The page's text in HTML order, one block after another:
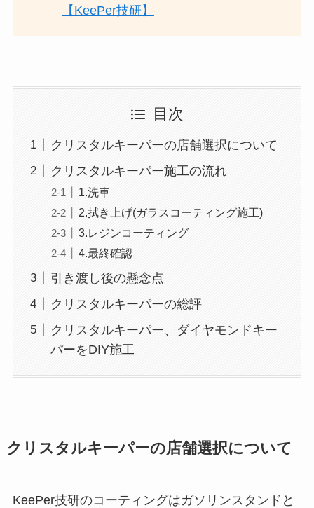
【KeePer技研】
目次
クリスタルキーパーの店舗選択について
クリスタルキーパー施工の流れ
1.洗車
2.拭き上げ(ガラスコーティング施工)
3.レジンコーティング
4.最終確認
引き渡し後の懸念点
クリスタルキーパーの総評
クリスタルキーパー、ダイヤモンドキー
パーをDIY施工
クリスタルキーパーの店舗選択について
KeePer技研のコーティングはガソリンスタンドと